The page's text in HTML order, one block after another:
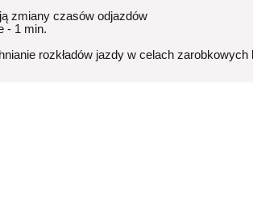
zmiany czasów odjazdów
- 1 min.
rozkładów jazdy w celach